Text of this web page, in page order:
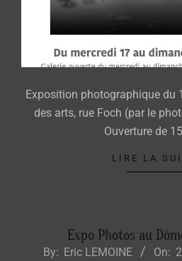
Exposition photographique du
des arts, rue Foch (par le
Ouverture de
LIRE LA
Expo Photos au
2026-By: Eric LEMOINE On: